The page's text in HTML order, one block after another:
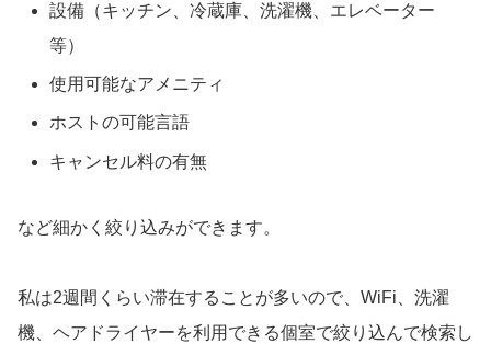
設備（キッチン、冷蔵庫、洗濯機、エレベーター
等）
使用可能なアメニティ
ホストの可能言語
キャンセル料の有無
など細かく絞り込みができます。
私は2週間くらい滞在することが多いので、WiFi、洗濯
機、ヘアドライヤーを利用できる個室で絞り込んで検索し